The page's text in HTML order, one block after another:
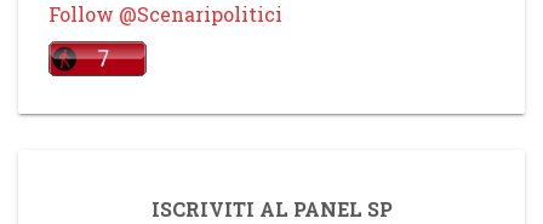
Follow @Scenaripolitici
ISCRIVITI AL PANEL SP